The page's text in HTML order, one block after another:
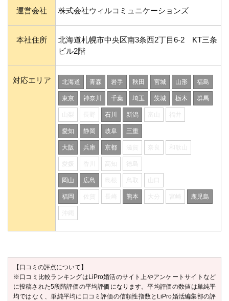
運営会社 株式会社ウィルコミュニケーションズ
本社住所
北海道札幌市中央区南3条西2丁目6-2 KT三条
ビル2階
対応エリア 北海道 青森 岩手 秋田 宮城 山形 福島
東京 神奈川 千葉 埼玉 茨城 栃木 群馬
山梨 石川 新潟
愛知 静岡 岐阜 三重
大阪 兵庫 京都 奈良 和歌山
香川 高知
岡山 広島
福岡 熊本 鹿児島
【口コミの評点について】
※口コミ比較ランキングはLiPro婚活のサイト上やアンケートサイトなど
に投稿された5段階評価の平均評価になります。平均評価の数値は単純平
均ではなく、単純平均に口コミ評価の信頼性指数とLiPro婚活編集部の評